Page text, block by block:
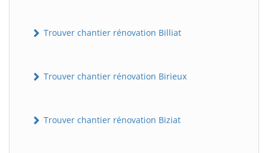
Trouver chantier rénovation Billiat
Trouver chantier rénovation Birieux
Trouver chantier rénovation Biziat